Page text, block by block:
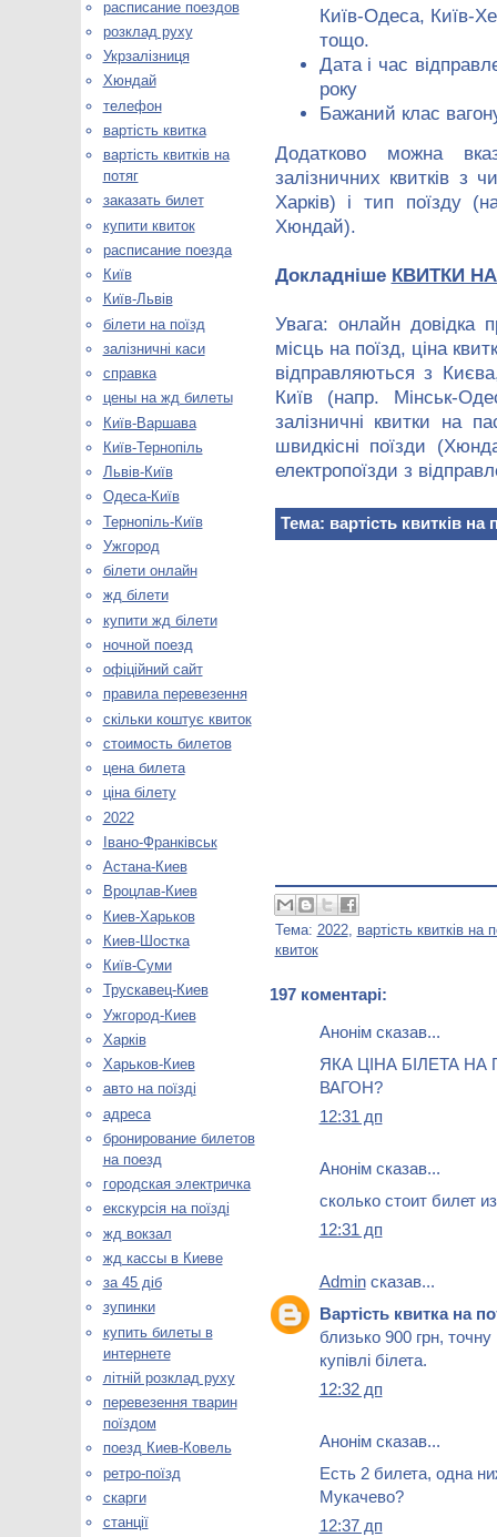
Київ-Одеса, Київ-
тощо.
Дата і час
року
Бажаний клас
Додатково можна
залізничних квитків з
Харків) і тип поїзду
Хюндай).
Докладніше КВИТКИ
Увага: онлайн довідка
місць на поїзд, ціна
відправляються з
Київ (напр. Мінськ-
залізничні квитки на
швидкісні поїзди
електропоїзди з
Тема: вартість квитків на
Тема: 2022, вартість квитків на
квиток
197 коментарі:
Анонім сказав...
ЯКА ЦІНА БІЛЕТА
ВАГОН?
12:31 дп
Анонім сказав...
сколько стоит билет
12:31 дп
Adminсказав...
Вартість квитка на
близько 900 грн,
купівлі білета.
12:32 дп
Анонім сказав...
Есть 2 билета, одна
Мукачево?
12:37 дп
расписание поездов
розклад руху
Укрзалізниця
Хюндай
телефон
вартість квитка
вартість квитків на
потяг
заказать билет
купити квиток
расписание поезда
Київ
Київ-Львів
білети на поїзд
залізничні каси
справка
цены на жд билеты
Київ-Варшава
Київ-Тернопіль
Львів-Київ
Одеса-Київ
Тернопіль-Київ
Ужгород
білети онлайн
жд білети
купити жд білети
ночной поезд
офіційний сайт
правила перевезення
скільки коштує квиток
стоимость билетов
цена билета
ціна білету
2022
Івано-Франківськ
Астана-Киев
Вроцлав-Киев
Киев-Харьков
Киев-Шостка
Київ-Суми
Трускавец-Киев
Ужгород-Киев
Харків
Харьков-Киев
авто на поїзді
адреса
бронирование билетов
на поезд
городская электричка
екскурсія на поїзді
жд вокзал
жд кассы в Киеве
за 45 діб
зупинки
купить билеты в
интернете
літній розклад руху
перевезення тварин
поїздом
поезд Киев-Ковель
ретро-поїзд
скарги
станції